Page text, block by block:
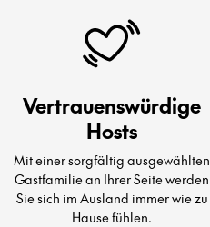
Vertrauenswürdige
Hosts
Mit einer sorgfältig ausgewählten
Gastfamilie an Ihrer Seite werden
Sie sich im Ausland immer wie zu
Hause fühlen.